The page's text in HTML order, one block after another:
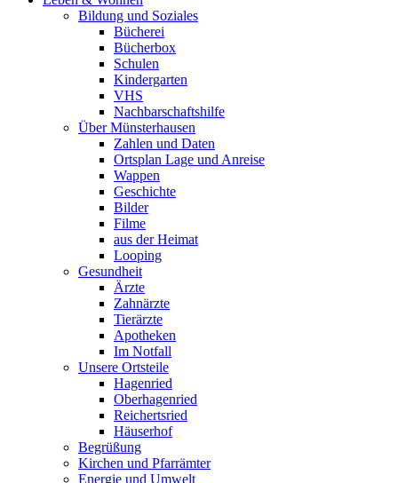
Bildung und Soziales
Bücherei
Bücherbox
Schulen
Kindergarten
VHS
Nachbarschaftshilfe
Über Münsterhausen
Zahlen und Daten
Ortsplan Lage und Anreise
Wappen
Geschichte
Bilder
Filme
aus der Heimat
Looping
Gesundheit
Ärzte
Zahnärzte
Tierärzte
Apotheken
Im Notfall
Unsere Ortsteile
Hagenried
Oberhagenried
Reichertsried
Häuserhof
Begrüßung
Kirchen und Pfarrämter
Energie und Umwelt